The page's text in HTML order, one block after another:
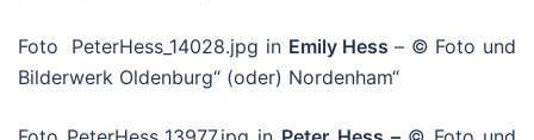
Foto PeterHess_14028.jpg in Emily Hess– © Foto und
Bilderwerk Oldenburg“ (oder) Nordenham“